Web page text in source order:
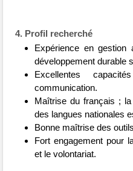
4. Profil recherché
Expérience en gestion
développement durable
Excellentes
communication.
Maîtrise du français ;
des langues nationales
Bonne maîtrise des
Fort engagement pour
et le volontariat.